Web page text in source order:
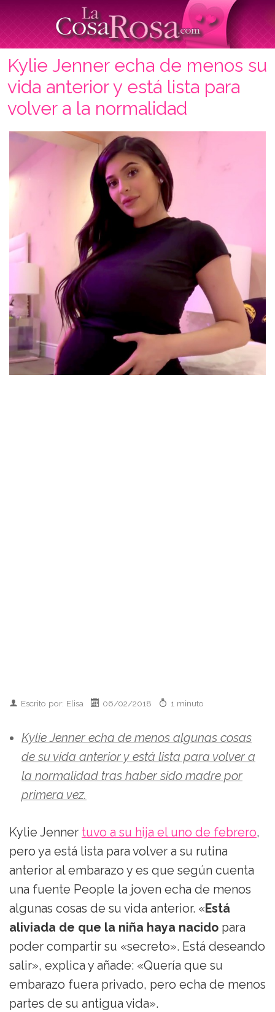
Kylie Jenner echa de menos su
vida anterior y está lista para
volver a la normalidad
Escrito por: Elisa 06/02/2018 1 minuto
Kylie Jenner echa de menos algunas cosas
de su vida anterior y está lista para volver a
la normalidad tras haber sido madre por
primera vez.
Kylie Jenner tuvo a su hija el uno de febrero,
pero ya está lista para volver a su rutina
anterior al embarazo y es que según cuenta
una fuente People la joven echa de menos
algunas cosas de su vida anterior. «Está
aliviada de que la niña haya nacido para
poder compartir su «secreto». Está deseando
salir», explica y añade: «Quería que su
embarazo fuera privado, pero echa de menos
partes de su antigua vida».